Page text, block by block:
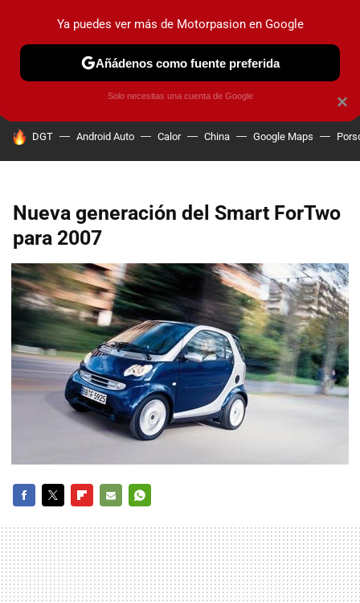
PRUEBAS COCHES ELÉCTRICOS OBSERVATORIO
HOY SE HABLA DE
DGT Android Auto Calor China Google Maps
Nueva generación del Smart ForTwo
para 2007
MAIL
×
Ya puedes ver más de Motorpasion en Google
Añádenos como fuente preferida
Solo necesitas una cuenta de Google